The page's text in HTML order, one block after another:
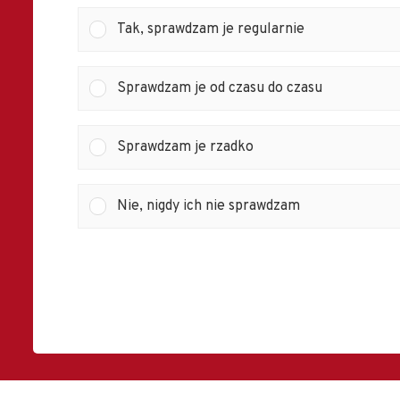
Tak, sprawdzam je regularnie
Sprawdzam je od czasu do czasu
Sprawdzam je rzadko
Nie, nigdy ich nie sprawdzam